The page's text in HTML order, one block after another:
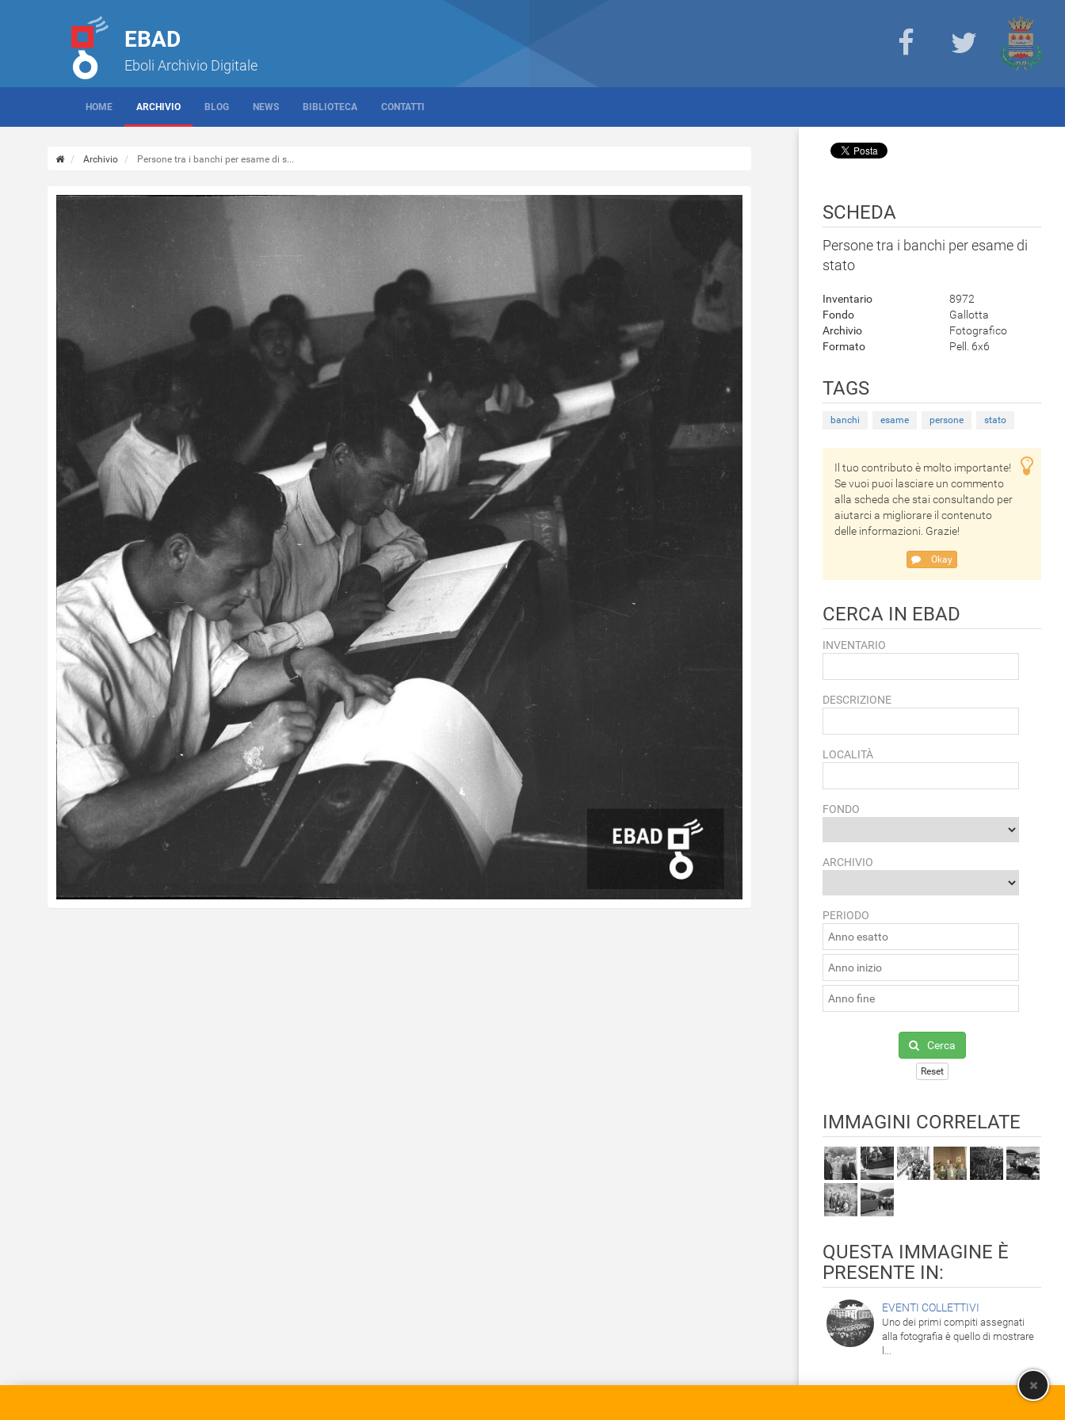
EBAD
Eboli Archivio Digitale
HOME ARCHIVIO BLOG NEWS BIBLIOTECA CONTATTI
Archivio Persone tra i banchi per esame di s...
SCHEDA
Persone tra i banchi per esame di
stato
Inventario
8972
Fondo
Gallotta
Archivio
Fotografico
Formato
Pell. 6x6
TAGS
banchi esame persone stato
Il tuo contributo è molto importante!
Se vuoi puoi lasciare un commento
alla scheda che stai consultando per
aiutarci a migliorare il contenuto
delle informazioni. Grazie!
Okay
CERCA IN EBAD
INVENTARIO
DESCRIZIONE
LOCALITÀ
FONDO
ARCHIVIO
PERIODO
Cerca
Reset
IMMAGINI CORRELATE
QUESTA IMMAGINE È
PRESENTE IN:
EVENTI COLLETTIVI
Uno dei primi compiti assegnati
alla fotografia è quello di mostrare
l...